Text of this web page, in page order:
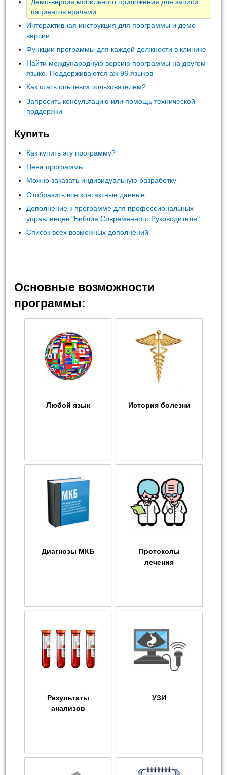
пациентов врачами
Интерактивная инструкция для программы и демо-
версии
Функции программы для каждой должности в клинике
Найти международную версию программы на другом
языке. Поддерживаются аж 96 языков
Как стать опытным пользователем?
Запросить консультацию или помощь технической
поддержки
Купить
Как купить эту программу?
Цена программы
Можно заказать индивидуальную разработку
Отобразить все контактные данные
Дополнение к программе для профессиональных
управленцев "Библия Современного Руководителя"
Список всех возможных дополнений
Основные возможности
программы:
Любой язык История болезни
Диагнозы МКБ
Протоколы
лечения
Результаты
анализов
УЗИ